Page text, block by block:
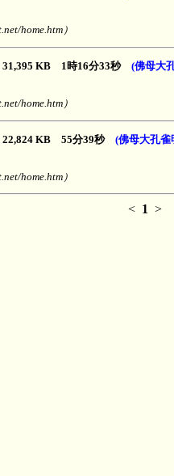
home.htm）
31,395 KB 1時16分33秒 (佛母大
home.htm）
22,824 KB 55分39秒 (佛母大孔雀
home.htm）
< 1 >